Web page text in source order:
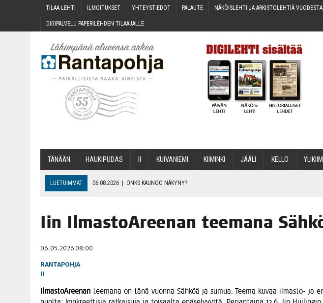
TILAA LEH­TI ILMOI­TUK­SET YHTEYS­TIE­DOT PALAU­TE NÄKÖIS­LEH­TI JA ARKIS­TO­LEH­TIÄ
DIGI­PAL­VE­LU PAPE­RI­LEH­DEN TILAAJALLE
TÄNÄÄN HAU­KI­PU­DAS KUI­VA­NIE­MI KII­MIN­KI JÄÄ­LI KEL­LO
LUETUIMMAT 06.08.2026 | ONKS KAU­NOO NÄKYNY?
06.08.2026 OPIN­TOI­HIN KAN­SA­LAIS­OPIS­TOS­SA VOI SAA­DA AVUSTUSTA
06.08.2026 | KII­MIN­KI­PÄI­VÄT JÄR­JES­TE­TÄÄN PERIN­TEI­TÄ KUNNIOITTAEN
Iin Ilmas­toA­ree­nan tee­ma­na
06.05.2026 08:00
RANTAPOHJA
II
Ilmas­toA­ree­nan tee­ma­na on tänä vuon­na Säh­köä ja sumua. Tee­ma kuvaa ilmas­to- ja